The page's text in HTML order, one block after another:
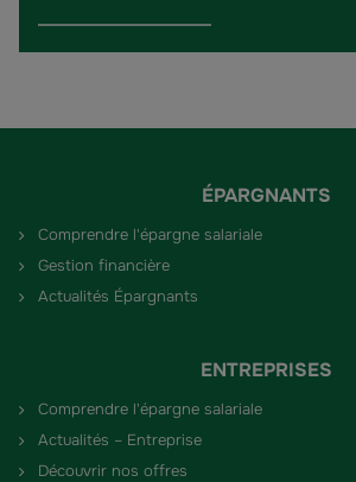
ÉPARGNANTS
Comprendre l'épargne salariale
Gestion financière
Actualités Épargnants
ENTREPRISES
Comprendre l'épargne salariale
Actualités – Entreprise
Découvrir nos offres